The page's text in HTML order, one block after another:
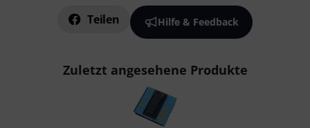
Teilen Hilfe & Feedback
Zuletzt angesehene Produkte